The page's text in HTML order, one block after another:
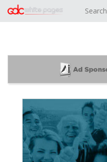
Search